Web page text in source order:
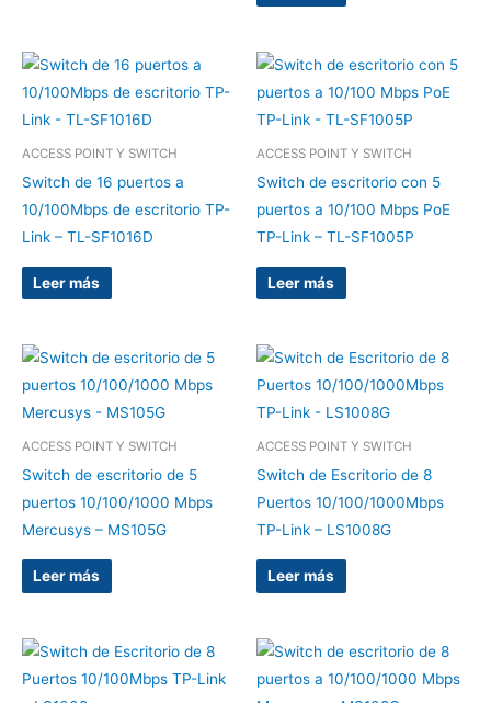
ACCESS POINT Y SWITCH
Switch de 16 puertos a
10/100Mbps de escritorio TP-
Link – TL-SF1016D
Leer más
ACCESS POINT Y SWITCH
Switch de escritorio con 5
puertos a 10/100 Mbps PoE
TP-Link – TL-SF1005P
Leer más
ACCESS POINT Y SWITCH
Switch de escritorio de 5
puertos 10/100/1000 Mbps
Mercusys – MS105G
Leer más
ACCESS POINT Y SWITCH
Switch de Escritorio de 8
Puertos 10/100/1000Mbps
TP-Link – LS1008G
Leer más